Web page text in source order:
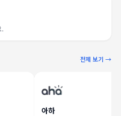
.
전체 보기 →
아하